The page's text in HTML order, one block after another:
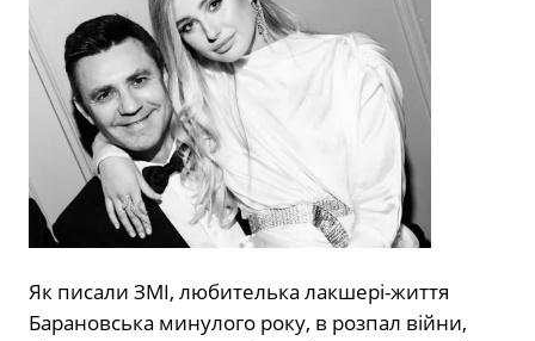
Як писали ЗМІ, любителька лакшері-життя
Барановська минулого року, в розпал війни,